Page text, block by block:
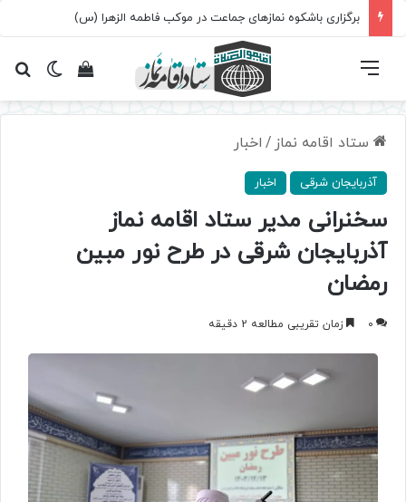
برگزاری باشکوه نمازهای جماعت در موکب فاطمه الزهرا (س)
تغییرمشاهده فهرست
ستاد اقامه نماز / اخبار
آذربایجان شرقی اخبار
سخنرانی مدیر ستاد اقامه نماز
آذربایجان شرقی در طرح نور مبین
رمضان
0 زمان تقریبی مطالعه 2 دقیقه